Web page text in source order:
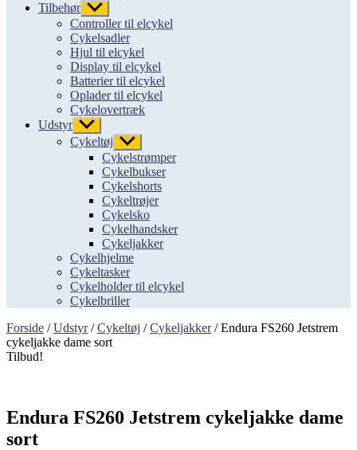
Tilbehør Vis
undermenu
Controller til elcykel
Cykelsadler
Hjul til elcykel
Display til elcykel
Batterier til elcykel
Oplader til elcykel
Cykelovertræk
Udstyr Vis
undermenu
Cykeltøj Vis
undermenu
Cykelstrømper
Cykelbukser
Cykelshorts
Cykeltrøjer
Cykelsko
Cykelhandsker
Cykeljakker
Cykelhjelme
Cykeltasker
Cykelholder til elcykel
Cykelbriller
Forside /Udstyr/Cykeltøj /Cykeljakker/ Endura FS260 Jetstrem
cykeljakke dame sort
Tilbud!
Endura FS260 Jetstrem cykeljakke dame
sort